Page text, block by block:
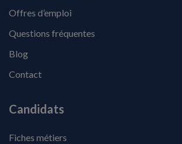
Offres d’emploi
Questions fréquentes
Blog
Contact
Candidats
Fiches métiers